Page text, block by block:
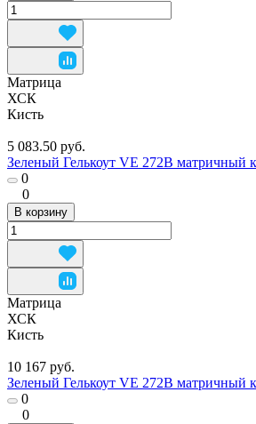
Матрица
ХСК
Кисть
5 083.50 руб.
Зеленый Гелькоут VE 272B матричный
0
0
В корзину
Матрица
ХСК
Кисть
10 167 руб.
Зеленый Гелькоут VE 272B матричный
0
0